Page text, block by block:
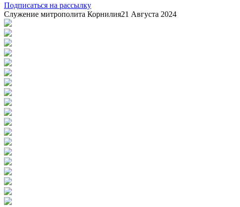
Подписаться на рассылку
Служение митрополита Корнилия21 Августа 2024